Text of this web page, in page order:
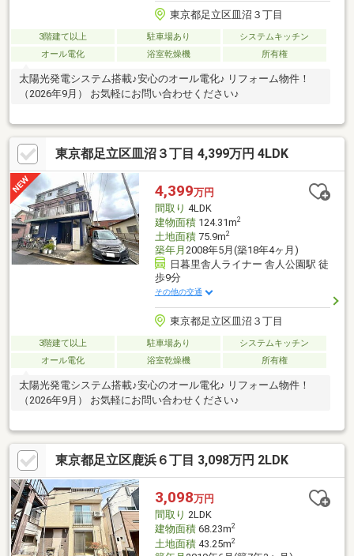
東京都足立区皿沼３丁目
3階建て以上 駐車場あり
システムキッチン
オール電化
浴室乾燥機 所有権
太陽光発電システム搭載♪安心のオール電化♪ リフォーム物件！
（2026年9月） お気軽にお問い合わせください♪
東京都足立区皿沼３丁目 4,399万円 4LDK
4,399万円
間取り 4LDK
建物面積124.31m2
土地面積75.9m2
築年月 2008年5月(築18年4ヶ月)
日暮里舎人ライナー 舎人公園駅 徒
歩9分
その他の交通
東京都足立区皿沼３丁目
3階建て以上 駐車場あり
システムキッチン
オール電化
浴室乾燥機 所有権
太陽光発電システム搭載♪安心のオール電化♪ リフォーム物件！
（2026年9月） お気軽にお問い合わせください♪
東京都足立区鹿浜６丁目 3,098万円 2LDK
3,098万円
間取り 2LDK
建物面積68.23m2
土地面積43.25m2